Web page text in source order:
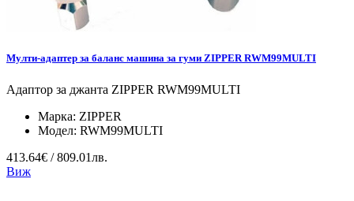
Мулти-адаптер за баланс машина за гуми ZIPPER RWM99MULTI
Адаптор за джанта ZIPPER RWM99MULTI
Марка: ZIPPER
Модел: RWM99MULTI
413.64€ / 809.01лв.
Виж